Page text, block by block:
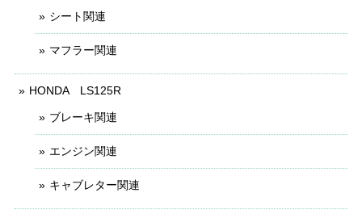
シート関連
マフラー関連
HONDA LS125R
ブレーキ関連
エンジン関連
キャブレター関連